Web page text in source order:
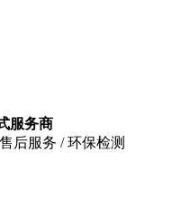
服务商
后服务 / 环保检测